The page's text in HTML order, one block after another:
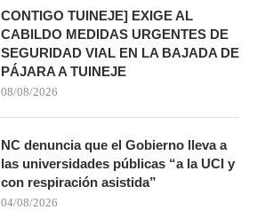
CONTIGO TUINEJE] EXIGE AL
CABILDO MEDIDAS URGENTES DE
SEGURIDAD VIAL EN LA BAJADA DE
PÁJARA A TUINEJE
08/08/2026
NC denuncia que el Gobierno lleva a
las universidades públicas “a la UCI y
con respiración asistida”
04/08/2026